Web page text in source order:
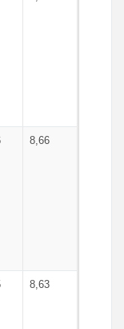
8,66
8,63